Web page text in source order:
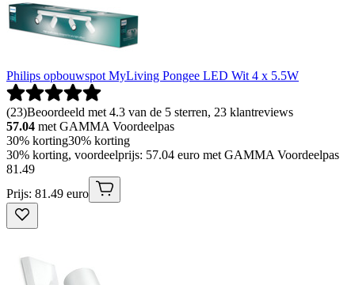
Philips opbouwspot MyLiving Pongee LED Wit 4 x 5.5W
(23)Beoordeeld met 4.3 van de 5 sterren, 23 klantreviews
57.04 met GAMMA Voordeelpas
30% korting30% korting
30% korting, voordeelprijs: 57.04 euro met GAMMA Voordeelpas
81 .49
Prijs: 81.49 euro